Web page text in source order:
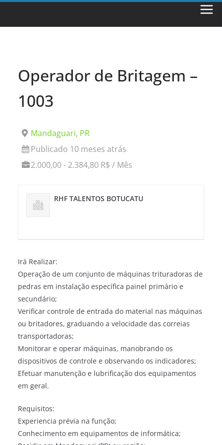
Operador de Britagem –
1003
Mandaguari, PR
Publicado 10 meses atrás
2.000,00 - 2.384,80 R$ / Mês
RHF TALENTOS BOTUCATU
Irá Realizar:
Operação de um conjunto de máquinas trituradoras de
pedras em instalação específica painel primário e
secundário;
Verificar controle de entrada do material nas máquinas
ou britadores, graduando a velocidade das correias
transportadoras;
Monitorar e operar máquinas, manobrando os
dispositivos de controle e observando os indicadores;
Efetuar manutenção e lubrificação dos equipamentos
em geral.
Requisitos:
Experiencia prévia na função;
Conhecimento em equipamentos de informática;